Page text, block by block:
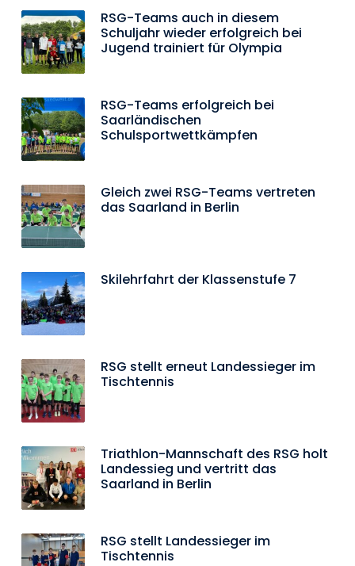
RSG-Teams auch in diesem
Schuljahr wieder erfolgreich bei
Jugend trainiert für Olympia
RSG-Teams erfolgreich bei
Saarländischen
Schulsportwettkämpfen
Gleich zwei RSG-Teams vertreten
das Saarland in Berlin
Skilehrfahrt der Klassenstufe 7
RSG stellt erneut Landessieger im
Tischtennis
Triathlon-Mannschaft des RSG holt
Landessieg und vertritt das
Saarland in Berlin
RSG stellt Landessieger im
Tischtennis